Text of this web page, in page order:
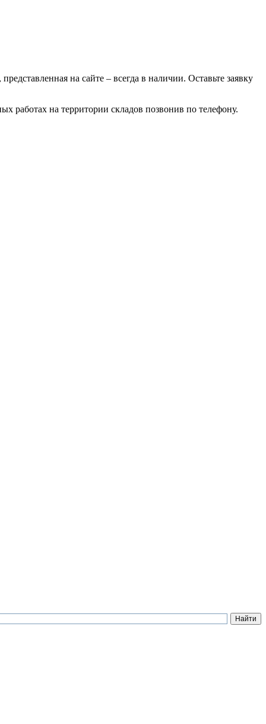
на сайте – всегда в наличии. Оставьте заявку
работах на территории складов позвонив по телефону.